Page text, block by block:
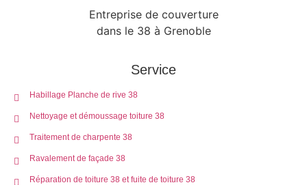
Entreprise de couverture
dans le 38 à Grenoble
Service
Habillage Planche de rive 38
Nettoyage et démoussage toiture 38
Traitement de charpente 38
Ravalement de façade 38
Réparation de toiture 38 et fuite de toiture 38